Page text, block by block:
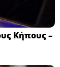
Κήπους –